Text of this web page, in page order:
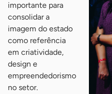
importante para
consolidar a
imagem do estado
como referência
em criatividade,
design e
empreendedorismo
no setor.